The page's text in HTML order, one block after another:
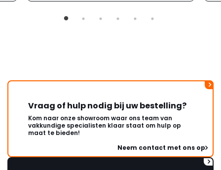
Vraag of hulp nodig bij uw bestelling?
Kom naar onze showroom waar ons team van
vakkundige specialisten klaar staat om hulp op
maat te bieden!
Neem contact met ons op